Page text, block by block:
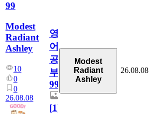
99
Modest
Radiant
Ashley
10
0
0
26.08.08
영
어
공
부
99
[1]
Modest
Radiant
Ashley
26.08.08